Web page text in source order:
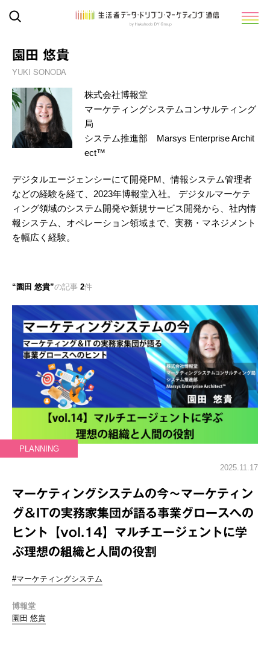
園田 悠貴
YUKI SONODA
株式会社博報堂
マーケティングシステムコンサルティング
局
システム推進部 Marsys Enterprise Archit
ect™︎
デジタルエージェンシーにて開発PM、情報システム管理者
などの経験を経て、2023年博報堂入社。 デジタルマーケテ
ィング領域のシステム開発や新規サービス開発から、社内情
報システム、オペレーション領域まで、実務・マネジメント
を幅広く経験。
園田 悠貴 の記事 2件
PLANNING
2025.11.17
マーケティングシステムの今～マーケティン
グ＆ITの実務家集団が語る事業グロースへの
ヒント【vol.14】マルチエージェントに学
ぶ理想の組織と人間の役割
#マーケティングシステム
博報堂
園田 悠貴